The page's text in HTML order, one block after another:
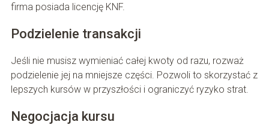
firma posiada licencję KNF.
Podzielenie transakcji
Jeśli nie musisz wymieniać całej kwoty od razu, rozważ
podzielenie jej na mniejsze części. Pozwoli to skorzystać z
lepszych kursów w przyszłości i ograniczyć ryzyko strat.
Negocjacja kursu